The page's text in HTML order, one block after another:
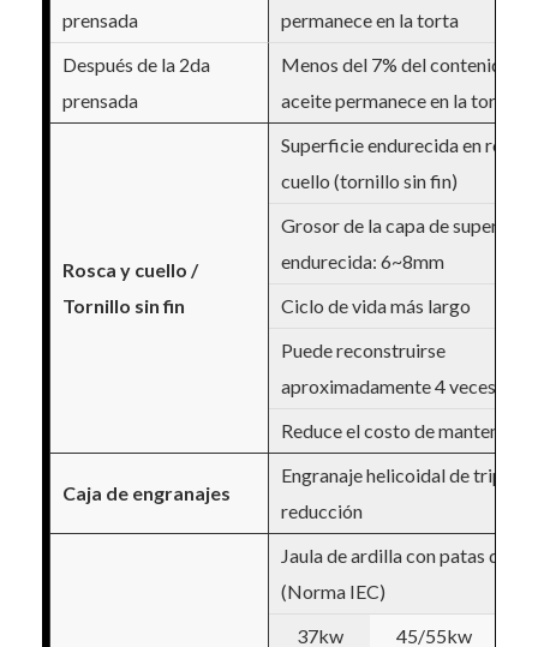
prensada
permanece en la torta
Después de la 2da
prensada
Menos del 7% del contenido de
aceite permanece en la torta
Rosca y cuello /
Tornillo sin fin
Superficie endurecida en rosca
cuello (tornillo sin fin)
Grosor de la capa de superficie
endurecida: 6~8mm
Ciclo de vida más largo
Puede reconstruirse
aproximadamente 4 veces
Reduce el costo de
Caja de engranajes
Engranaje helicoidal de triple
reducción
Jaula de ardilla con patas de
(Norma IEC)
37kw
45/55kw